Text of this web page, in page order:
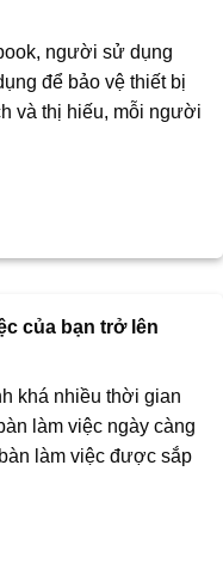
người sử dụng
để bảo vệ thiết bị
và thị hiếu, mỗi người
của bạn trở lên
khá nhiều thời gian
làm việc ngày càng
làm việc được sắp